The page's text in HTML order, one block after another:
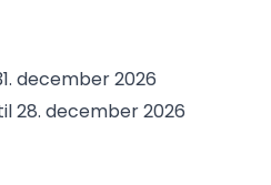
december 2026
28. december 2026